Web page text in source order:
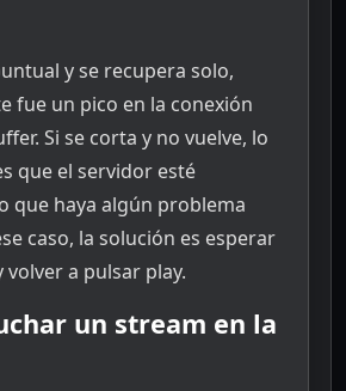
y se recupera solo,
fue un pico en la conexión
Si se corta y no vuelve, lo
que el servidor esté
que haya algún problema
caso, la solución es esperar
a pulsar play.
un stream en la